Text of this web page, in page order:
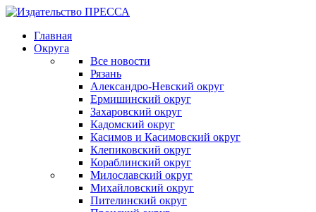
Главная
Округа
Все новости
Рязань
Александро-Невский округ
Ермишинский округ
Захаровский округ
Кадомский округ
Касимов и Касимовский округ
Клепиковский округ
Кораблинский округ
Милославский округ
Михайловский округ
Пителинский округ